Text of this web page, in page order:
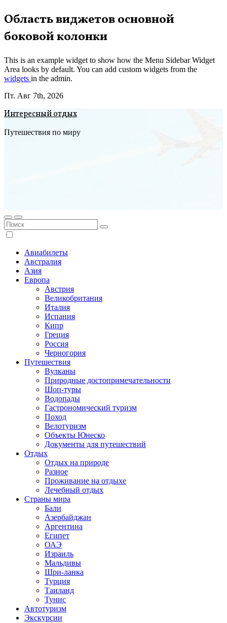
Перейти
к
содержимому
Область виджетов основной
боковой колонки
This is an example widget to show how the Menu Sidebar Widget
Area looks by default. You can add custom widgets from the
widgets in the admin.
Пт. Авг 7th, 2026
Интересный отдых
Путешествия по миру
Авиабилеты
Австралия
Азия
Европа
Австрия
Великобритания
Италия
Испания
Кипр
Греция
Россия
Черногория
Путешествия
Вулканы
Природные достопримечательности
Шоп-туры
Водопады
Гастрономический туризм
Поход
Велотуризм
Объекты Юнеско
Документы для путешествий
Отдых
Отдых на природе
Разное
Проживание на отдыхе
Лечебный отдых
Страны мира
Бали
Азербайджан
Аргентина
Египет
ОАЭ
Израиль
Мальдивы
Шри-ланка
Турция
Таиланд
Тунис
Автотуризм
Экскурсии